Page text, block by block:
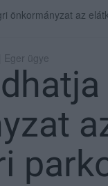
önkormányzat az
Eger ügye